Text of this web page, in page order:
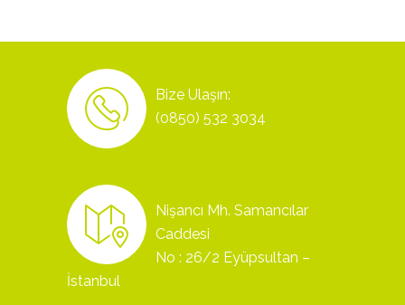
Bize Ulaşın:
(0850) 532 3034
Nişancı Mh. Samancılar
Caddesi
No : 26/2 Eyüpsultan –
İstanbul